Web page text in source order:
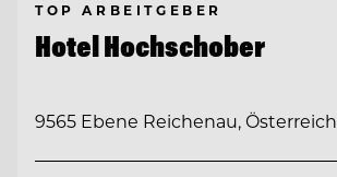
TOP ARBEITGEBER
Hotel Hochschober
9565 Ebene Reichenau, Österreich